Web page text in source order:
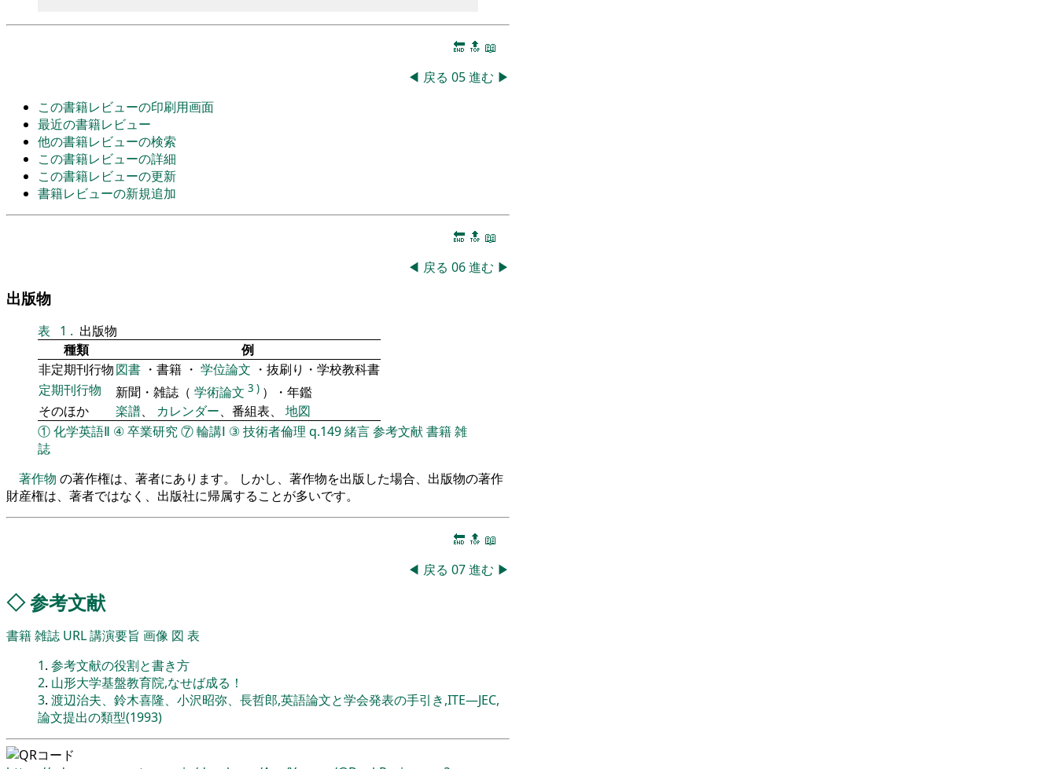
🔚 🔝 📖
◀ 戻る 05進む ▶
この書籍レビューの印刷用画面
最近の書籍レビュー
他の書籍レビューの検索
この書籍レビューの詳細
この書籍レビューの更新
書籍レビューの新規追加
🔚 🔝 📖
◀ 戻る 06進む ▶
出版物
表 1 . 出版物
種類
例
非定期刊行物図書 ・書籍 ・ 学位論文 ・抜刷り・学校教科書
定期刊行物
新聞・雑誌（ 学術論文 3 ) ）・年鑑
そのほか
楽譜、 カレンダー、番組表、 地図
①化学英語Ⅱ ④卒業研究⑦輪講Ⅰ ③技術者倫理 q.149緒言参考文献書籍雑
誌
著作物 の著作権は、著者にあります。 しかし、著作物を出版した場合、出版物の著作
財産権は、著者ではなく、出版社に帰属することが多いです。
🔚 🔝 📖
◀ 戻る 07進む ▶
◇参考文献
書籍雑誌 URL講演要旨 画像 図 表
1. 参考文献の役割と書き方
2. 山形大学基盤教育院,なせば成る！
3. 渡辺治夫、鈴木喜隆、小沢昭弥、長哲郎,英語論文と学会発表の手引き,ITE―JEC,
論文提出の類型(1993)